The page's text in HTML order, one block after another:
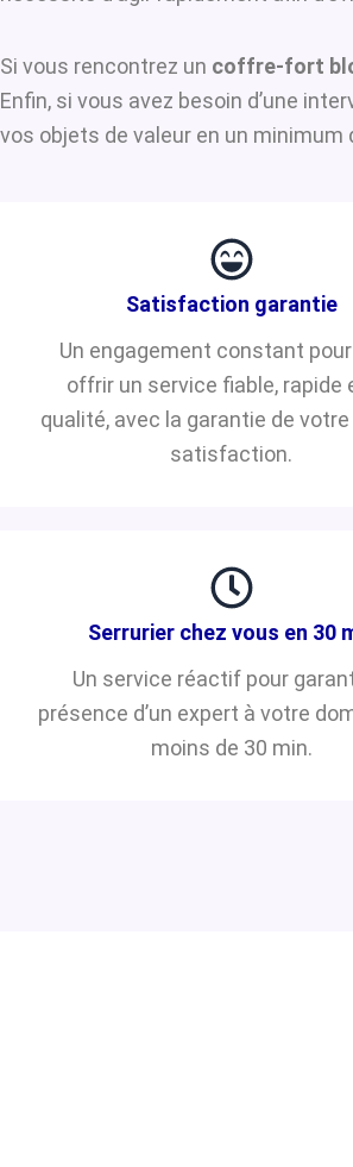
Si vous rencontrez un coffre-fort
Enfin, si vous avez besoin d’une
vos objets de valeur en un
Satisfaction garantie
Un engagement constant
offrir un service fiable, rapide
qualité, avec la garantie de
satisfaction.
Serrurier chez vous en 30
Un service réactif pour
présence d’un expert à votre
moins de 30 min.